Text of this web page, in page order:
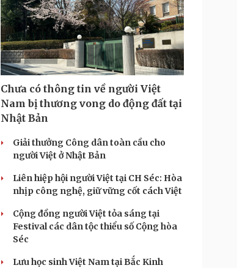
Chưa có thông tin về người Việt
Nam bị thương vong do động đất tại
Nhật Bản
Giải thưởng Công dân toàn cầu cho
người Việt ở Nhật Bản
Liên hiệp hội người Việt tại CH Séc: Hòa
nhịp công nghệ, giữ vững cốt cách Việt
Cộng đồng người Việt tỏa sáng tại
Festival các dân tộc thiểu số Cộng hòa
Séc
Lưu học sinh Việt Nam tại Bắc Kinh